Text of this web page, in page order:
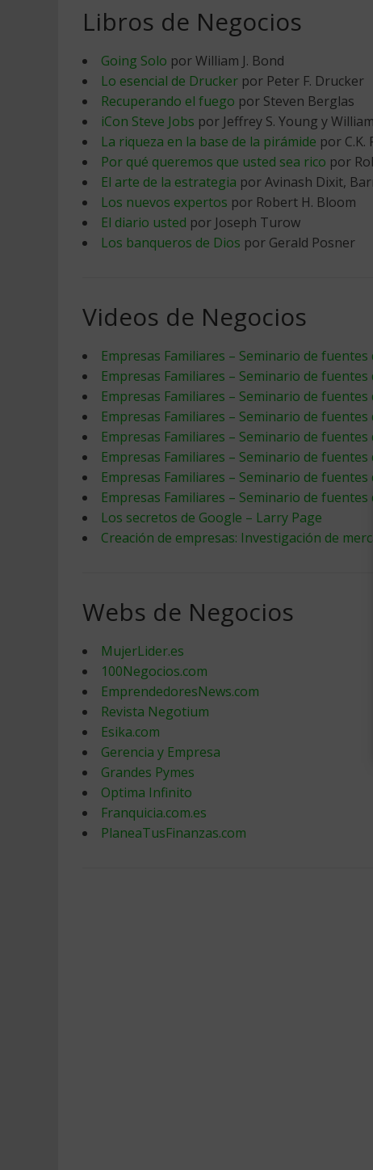
Libros de Negocios
Going Solo por William J. Bond
Lo esencial de Drucker por Peter F. Drucker
Recuperando el fuego por Steven Berglas
iCon Steve Jobs por Jeffrey S. Young y
La riqueza en la base de la pirámide por C.K.
Por qué queremos que usted sea rico por
El arte de la estrategia por Avinash Dixit,
Los nuevos expertos por Robert H. Bloom
El diario usted por Joseph Turow
Los banqueros de Dios por Gerald Posner
Videos de Negocios
Empresas Familiares – Seminario de
Empresas Familiares – Seminario de
Empresas Familiares – Seminario de
Empresas Familiares – Seminario de
Empresas Familiares – Seminario de
Empresas Familiares – Seminario de
Empresas Familiares – Seminario de
Empresas Familiares – Seminario de fuentes
Los secretos de Google – Larry Page
Creación de empresas: Investigación de
Webs de Negocios
MujerLider.es
100Negocios.com
EmprendedoresNews.com
Revista Negotium
Esika.com
Gerencia y Empresa
Grandes Pymes
Optima Infinito
Franquicia.com.es
PlaneaTusFinanzas.com